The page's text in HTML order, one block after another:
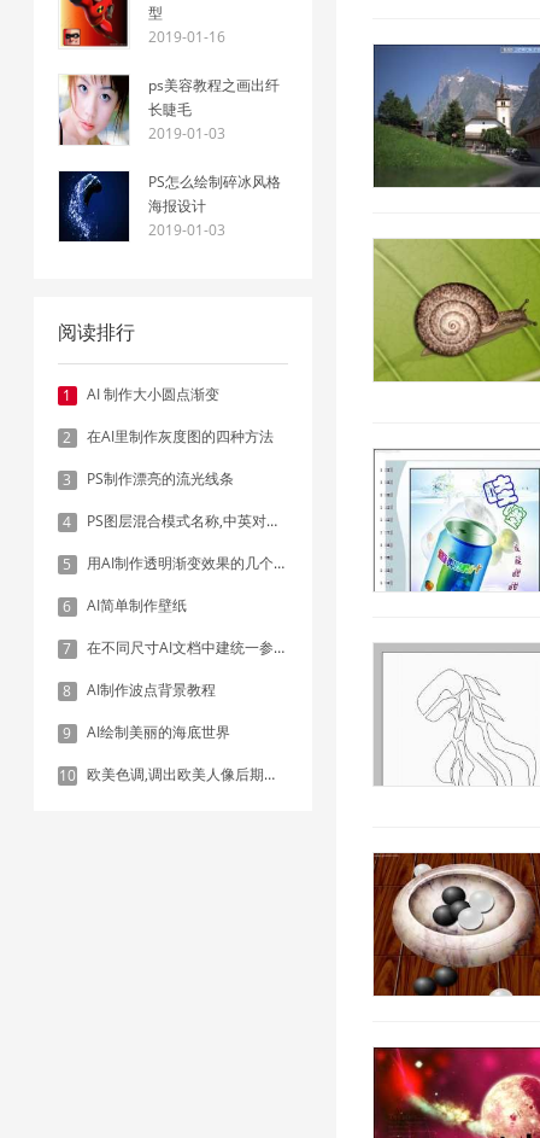
型
2019-01-16
ps美容教程之画出纤
长睫毛
2019-01-03
PS怎么绘制碎冰风格
海报设计
2019-01-03
阅读排行
1 AI 制作大小圆点渐变
2 在AI里制作灰度图的四种方法
3 PS制作漂亮的流光线条
4 PS图层混合模式名称,中英对照表
5 用AI制作透明渐变效果的几个方法
6 AI简单制作壁纸
7 在不同尺寸AI文档中建统一参考线 - 方法1：对齐和分布
8 AI制作波点背景教程
9 AI绘制美丽的海底世界
10 欧美色调,调出欧美人像后期色调实例